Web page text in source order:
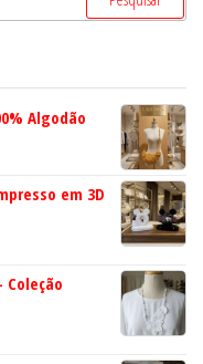
Algodão
em 3D